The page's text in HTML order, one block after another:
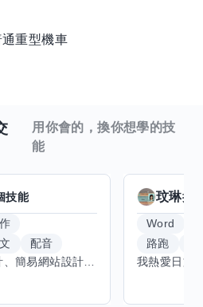
重型機車
用你會的，換你想學的技
能
技能
配音
玟琳擅
Word
路跑